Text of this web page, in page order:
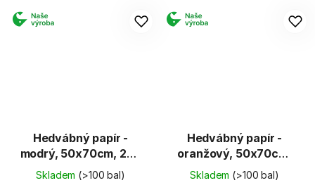
Hedvábný papír -
modrý, 50x70cm, 20g
(26 listů)
Skladem (>100 bal)
Hedvábný papír -
oranžový, 50x70cm,
20g (26 listů)
Skladem (>100 bal)